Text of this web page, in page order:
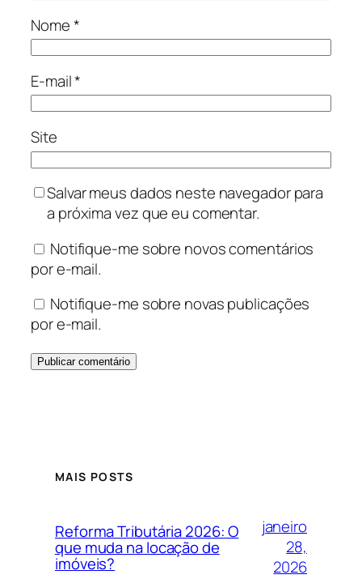
Nome*
E-mail*
Site
Salvar meus dados neste navegador para
a próxima vez que eu comentar.
Notifique-me sobre novos comentários
por e-mail.
Notifique-me sobre novas publicações
por e-mail.
MAIS POSTS
Reforma Tributária 2026: O
que muda na locação de
imóveis?
janeiro
28,
2026